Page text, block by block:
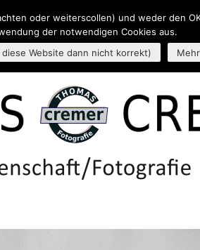
THEMEN KONTAKT IMPRESSUM
oder weiterscollen) und weder den
der notwendigen Cookies aus.
Website dann nicht korrekt)